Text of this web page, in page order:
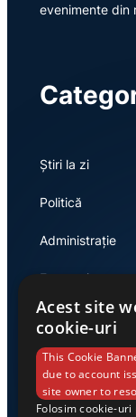
evenimente din
Știri la zi
Politică
Administrație
Economie
Link-
Acest site
cookie-uri
This Cookie
due to account
site owner to
Folosim cookie-